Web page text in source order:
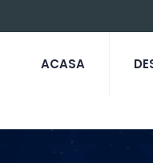
ACASA